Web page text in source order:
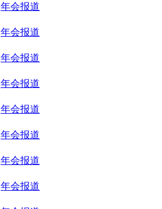
年会报道
年会报道
年会报道
年会报道
年会报道
年会报道
年会报道
年会报道